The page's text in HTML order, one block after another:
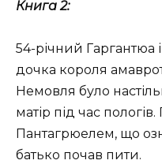
Книга 2:
54-річний Гаргантюа
дочка короля
Немовля було
матір під час
Пантагрюелем, що
батько почав пити.